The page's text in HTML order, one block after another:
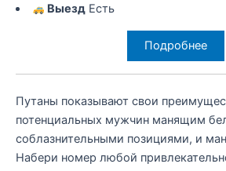
Выезд Есть
Подробнее
Путаны показывают свои
потенциальных мужчин манящим
соблазнительными позициями, и
Набери номер любой